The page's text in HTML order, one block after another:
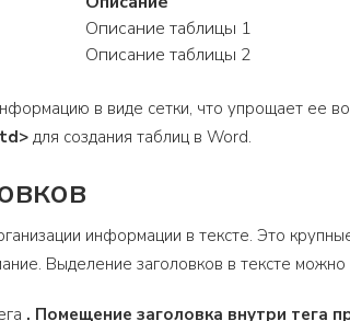
Описание таблицы 1
Описание таблицы 2
в виде сетки, что упрощает ее
для создания таблиц в Word.
информации в тексте. Это
Выделение заголовков в тексте
. Помещение заголовка внутри тега